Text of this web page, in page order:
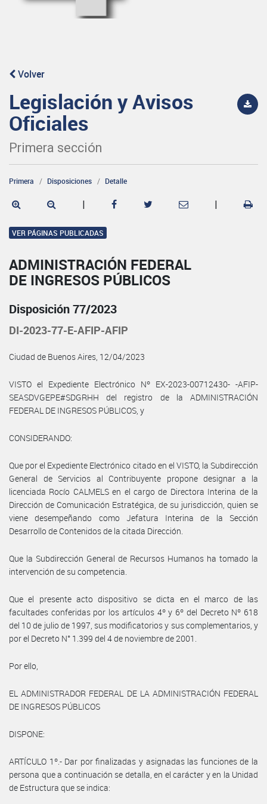
Volver
Legislación y Avisos
Oficiales
Primera sección
Primera Disposiciones Detalle
| |
VER PÁGINAS PUBLICADAS
ADMINISTRACIÓN FEDERAL
DE INGRESOS PÚBLICOS
Disposición 77/2023
DI-2023-77-E-AFIP-AFIP
Ciudad de Buenos Aires, 12/04/2023
VISTO el Expediente Electrónico Nº EX-2023-00712430- -AFIP-
SEASDVGEPE#SDGRHH del registro de la ADMINISTRACIÓN
FEDERAL DE INGRESOS PÚBLICOS, y
CONSIDERANDO:
Que por el Expediente Electrónico citado en el VISTO, la Subdirección
General de Servicios al Contribuyente propone designar a la
licenciada Rocío CALMELS en el cargo de Directora Interina de la
Dirección de Comunicación Estratégica, de su jurisdicción, quien se
viene desempeñando como Jefatura Interina de la Sección
Desarrollo de Contenidos de la citada Dirección.
Que la Subdirección General de Recursos Humanos ha tomado la
intervención de su competencia.
Que el presente acto dispositivo se dicta en el marco de las
facultades conferidas por los artículos 4º y 6º del Decreto Nº 618
del 10 de julio de 1997, sus modificatorios y sus complementarios, y
por el Decreto N° 1.399 del 4 de noviembre de 2001.
Por ello,
EL ADMINISTRADOR FEDERAL DE LA ADMINISTRACIÓN FEDERAL
DE INGRESOS PÚBLICOS
DISPONE:
ARTÍCULO 1º.- Dar por finalizadas y asignadas las funciones de la
persona que a continuación se detalla, en el carácter y en la Unidad
de Estructura que se indica: